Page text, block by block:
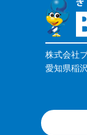
株式会社
愛知県稲